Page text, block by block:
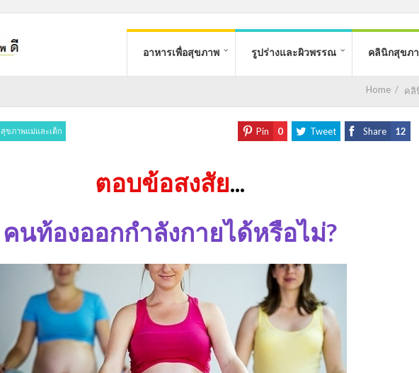
อาหารเพื่อสุขภาพ รูปร่างและผิวพรรณ คลินิกสุขภ
Home / คลิ
สุขภาพแม่และเด็ก Share 12
Tweet
Pin 0
ตอบข้อสงสัย...
คนท้องออกกำลังกายได้หรือไม่?